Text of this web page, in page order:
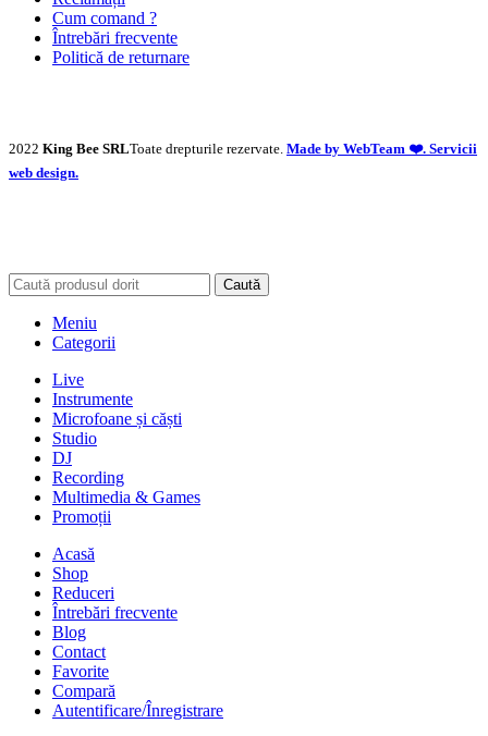
Cum comand ?
Întrebări frecvente
Politică de returnare
2022 King Bee SRLToate drepturile rezervate. Made by WebTeam ❤️. Servicii
web design.
Caută
Meniu
Categorii
Live
Instrumente
Microfoane și căști
Studio
DJ
Recording
Multimedia & Games
Promoții
Acasă
Shop
Reduceri
Întrebări frecvente
Blog
Contact
Favorite
Compară
Autentificare/Înregistrare